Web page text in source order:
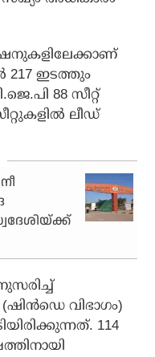
217 ഇടത്തും
88 സീറ്റ്
ലീഡ്
വിഭാഗം)
114